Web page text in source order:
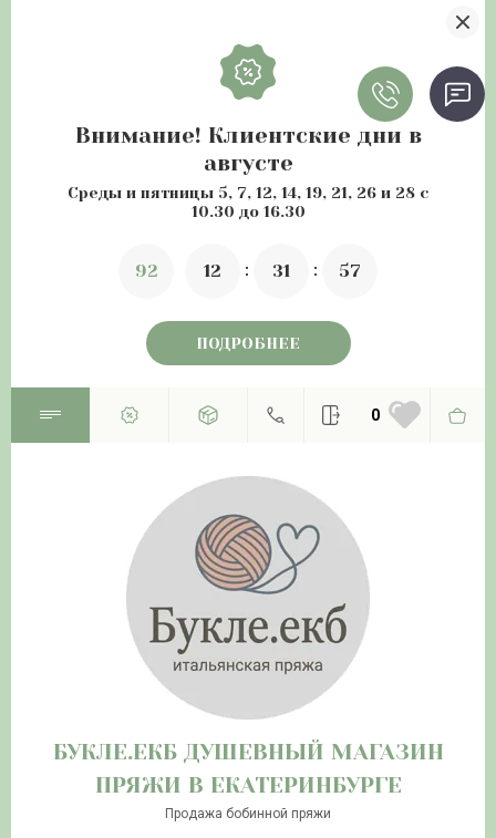
Внимание! Клиентские дни в
августе
Среды и пятницы 5, 7, 12, 14, 19, 21, 26 и 28 с
10.30 до 16.30
92 12 31 56
ПОДРОБНЕЕ
0
БУКЛЕ.ЕКБ ДУШЕВНЫЙ МАГАЗИН
ПРЯЖИ В ЕКАТЕРИНБУРГЕ
Продажа бобинной пряжи